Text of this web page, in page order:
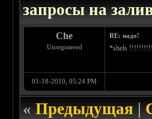
запросы на
Che
Unregistered
RE: надо!
*shels
01-18-2010, 05:24 PM
«Предыдущая|